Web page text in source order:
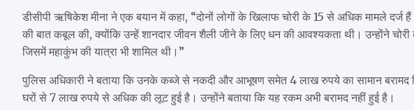
डीसीपी ऋषिकेश मीना ने एक बयान में कहा, “दोनों लोगों के खिलाफ चोरी के 15 से अधिक मामले दर्ज
की बात कबूल की, क्योंकि उन्हें शानदार जीवन शैली जीने के लिए धन की आवश्यकता थी। उन्होंने
जिसमें महाकुंभ की यात्रा भी शामिल थी।”
पुलिस अधिकारी ने बताया कि उनके कब्जे से नकदी और आभूषण समेत 4 लाख रुपये का सामान बरामद
घरों से 7 लाख रुपये से अधिक की लूट हुई है। उन्होंने बताया कि यह रकम अभी बरामद नहीं हुई है।